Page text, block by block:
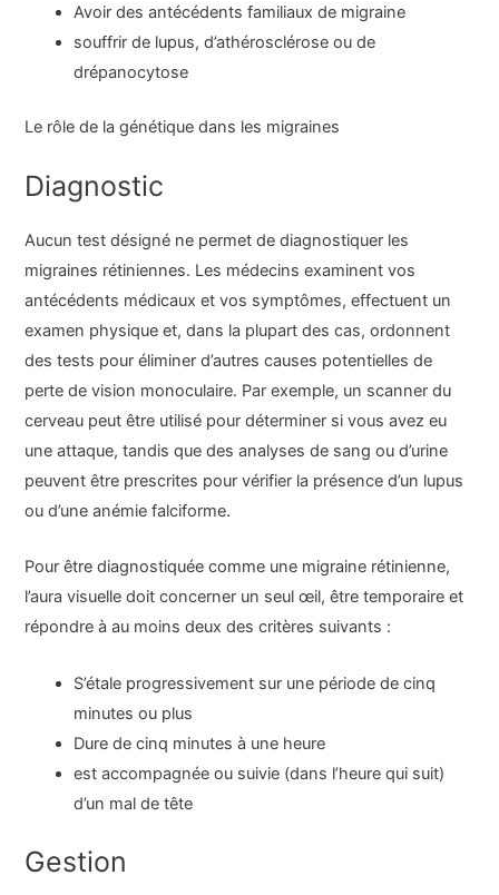
Avoir des antécédents familiaux de migraine
souffrir de lupus, d’athérosclérose ou de
drépanocytose
Le rôle de la génétique dans les migraines
Diagnostic
Aucun test désigné ne permet de diagnostiquer les
migraines rétiniennes. Les médecins examinent vos
antécédents médicaux et vos symptômes, effectuent un
examen physique et, dans la plupart des cas, ordonnent
des tests pour éliminer d’autres causes potentielles de
perte de vision monoculaire. Par exemple, un scanner du
cerveau peut être utilisé pour déterminer si vous avez eu
une attaque, tandis que des analyses de sang ou d’urine
peuvent être prescrites pour vérifier la présence d’un lupus
ou d’une anémie falciforme.
Pour être diagnostiquée comme une migraine rétinienne,
l’aura visuelle doit concerner un seul œil, être temporaire et
répondre à au moins deux des critères suivants :
S’étale progressivement sur une période de cinq
minutes ou plus
Dure de cinq minutes à une heure
est accompagnée ou suivie (dans l’heure qui suit)
d’un mal de tête
Gestion